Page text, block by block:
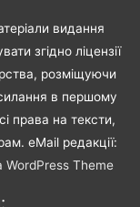
видання
згідно ліцензії
розміщуючи
в першому
права на тексти,
eMail редакції:
WordPress Theme